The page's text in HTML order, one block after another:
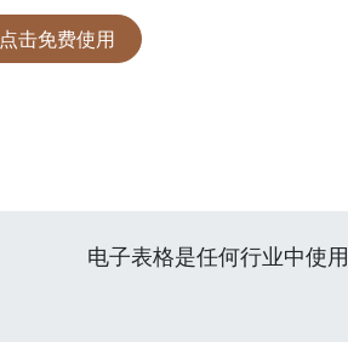
点击免费使用
电子表格是任何行业中使用